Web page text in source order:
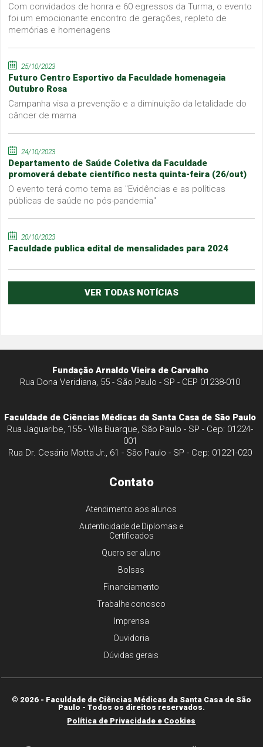
Com convidados de honra e 60 egressos da Turma, o evento
foi um emocionante encontro de gerações, repleto de
memórias e homenagens
25/10/2023
Futuro Centro Esportivo da Faculdade homenageia
Outubro Rosa
Campanha visa a prevenção e a diminuição da letalidade do
câncer de mama
24/10/2023
Departamento de Saúde Coletiva da Faculdade
promoverá debate científico nesta quinta-feira (26/out)
O evento terá como tema as "Evidências e as políticas
públicas de saúde no pós-pandemia"
20/10/2023
Faculdade publica edital de mensalidades para 2024
VER TODAS NOTÍCIAS
Fundação Arnaldo Vieira de Carvalho
Rua Dona Veridiana, 55 - São Paulo - SP - CEP 01238-010
Faculdade de Ciências Médicas da Santa Casa de São Paulo
Rua Jaguaribe, 155 - Vila Buarque, São Paulo - SP - Cep: 01224-
001
Rua Dr. Cesário Motta Jr., 61 - São Paulo - SP - Cep: 01221-020
Contato
Atendimento aos alunos
Autenticidade de Diplomas e
Certificados
Quero ser aluno
Bolsas
Financiamento
Trabalhe conosco
Imprensa
Ouvidoria
Dúvidas gerais
© 2026 - Faculdade de Ciências Médicas da Santa Casa de São
Paulo - Todos os direitos reservados.
Política de Privacidade e Cookies